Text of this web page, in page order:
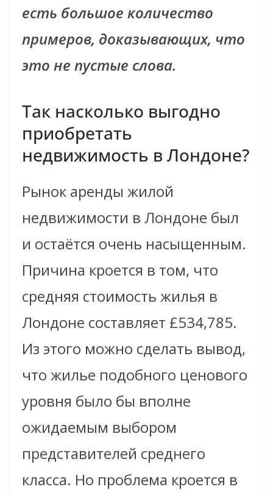
есть большое количество
примеров, доказывающих, что
это не пустые слова.
Так насколько выгодно
приобретать
недвижимость в Лондоне?
Рынок аренды жилой
недвижимости в Лондоне был
и остаётся очень насыщенным.
Причина кроется в том, что
средняя стоимость жилья в
Лондоне составляет £534,785.
Из этого можно сделать вывод,
что жилье подобного ценового
уровня было бы вполне
ожидаемым выбором
представителей среднего
класса. Но проблема кроется в